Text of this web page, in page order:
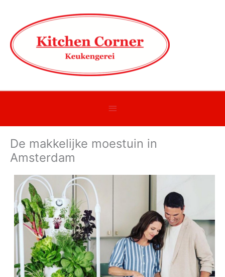
balk
De makkelijke moestuin in
Amsterdam